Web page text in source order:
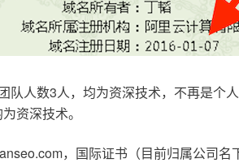
队人数3人，均为资深技术，不再是
资深技术。
，国际证书（目前归属公司名